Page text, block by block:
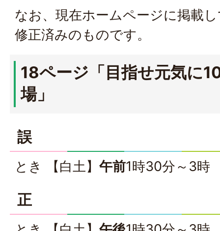
なお、現在ホームページに掲載
修正済みのものです。
18ページ「目指せ元気に
場」
誤
とき 【白土】 午前1時30分～3時
正